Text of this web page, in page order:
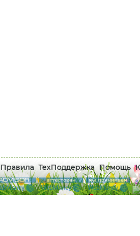
Правила ТехПоддержка Помощь